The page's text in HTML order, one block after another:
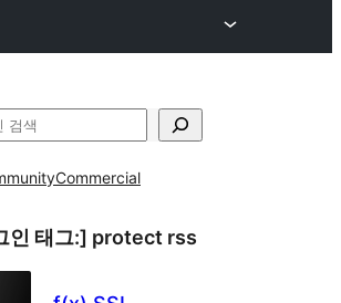
Commercial
인 태그:] protect rss